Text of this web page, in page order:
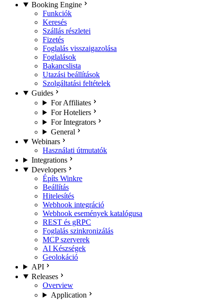
Booking Engine
Funkciók
Keresés
Szállás részletei
Fizetés
Foglalás visszaigazolása
Foglalások
Bakancslista
Utazási beállítások
Szolgáltatási feltételek
Guides
For Affiliates
For Hoteliers
For Integrators
General
Webinars
Használati útmutatók
Integrations
Developers
Építs Winkre
Beállítás
Hitelesítés
Webhook integráció
Webhook események katalógusa
REST és gRPC
Foglalás szinkronizálás
MCP szerverek
AI Készségek
Geolokáció
API
Releases
Overview
Application